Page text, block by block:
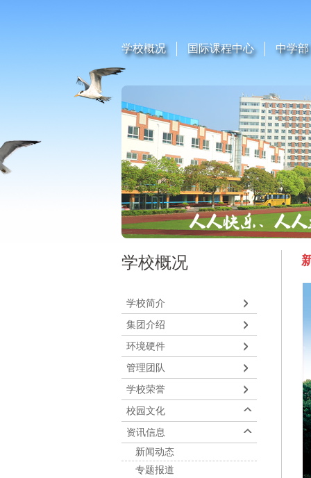
学校概况 国际课程中心 中学部
学校概况
学校简介
集团介绍
环境硬件
管理团队
学校荣誉
校园文化
资讯信息
新闻动态
专题报道